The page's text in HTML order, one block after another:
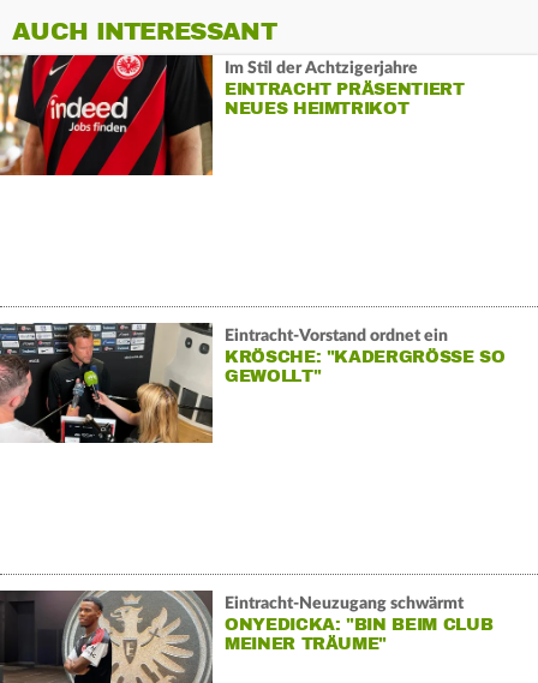
AUCH INTERESSANT
Im Stil der Achtzigerjahre
EINTRACHT PRÄSENTIERT
NEUES HEIMTRIKOT
Eintracht-Vorstand ordnet ein
KRÖSCHE: "KADERGRÖSSE SO G
EWOLLT"
Eintracht-Neuzugang schwärmt
ONYEDICKA: "BIN BEIM CLUB
MEINER TRÄUME"